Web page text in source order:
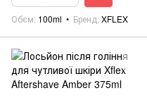
Обєм 100ml Бренд XFLEX